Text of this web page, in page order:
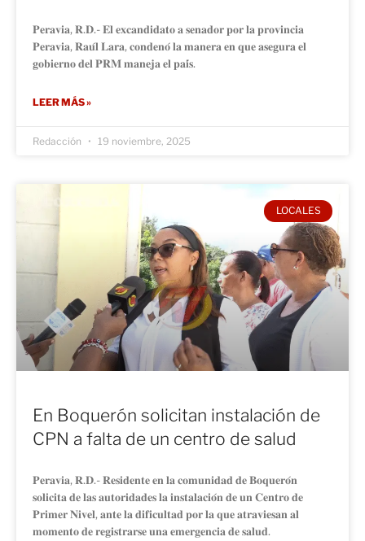
𝐏𝐞𝐫𝐚𝐯𝐢𝐚, 𝐑.𝐃.- 𝐄𝐥 𝐞𝐱𝐜𝐚𝐧𝐝𝐢𝐝𝐚𝐭𝐨 𝐚 𝐬𝐞𝐧𝐚𝐝𝐨𝐫 𝐩𝐨𝐫 𝐥𝐚 𝐩𝐫𝐨𝐯𝐢𝐧𝐜𝐢𝐚
𝐏𝐞𝐫𝐚𝐯𝐢𝐚, 𝐑𝐚𝐮́𝐥 𝐋𝐚𝐫𝐚, 𝐜𝐨𝐧𝐝𝐞𝐧𝐨́ 𝐥𝐚 𝐦𝐚𝐧𝐞𝐫𝐚 𝐞𝐧 𝐪𝐮𝐞 𝐚𝐬𝐞𝐠𝐮𝐫𝐚 𝐞𝐥
𝐠𝐨𝐛𝐢𝐞𝐫𝐧𝐨 𝐝𝐞𝐥 𝐏𝐑𝐌 𝐦𝐚𝐧𝐞𝐣𝐚 𝐞𝐥 𝐩𝐚𝐢́𝐬.
LEER MÁS »
Redacción 19 noviembre, 2025
LOCALES
En Boquerón solicitan instalación de
CPN a falta de un centro de salud
𝐏𝐞𝐫𝐚𝐯𝐢𝐚, 𝐑.𝐃.- 𝐑𝐞𝐬𝐢𝐝𝐞𝐧𝐭𝐞 𝐞𝐧 𝐥𝐚 𝐜𝐨𝐦𝐮𝐧𝐢𝐝𝐚𝐝 𝐝𝐞 𝐁𝐨𝐪𝐮𝐞𝐫𝐨́𝐧
𝐬𝐨𝐥𝐢𝐜𝐢𝐭𝐚 𝐝𝐞 𝐥𝐚𝐬 𝐚𝐮𝐭𝐨𝐫𝐢𝐝𝐚𝐝𝐞𝐬 𝐥𝐚 𝐢𝐧𝐬𝐭𝐚𝐥𝐚𝐜𝐢𝐨́𝐧 𝐝𝐞 𝐮𝐧 𝐂𝐞𝐧𝐭𝐫𝐨 𝐝𝐞
𝐏𝐫𝐢𝐦𝐞𝐫 𝐍𝐢𝐯𝐞𝐥, 𝐚𝐧𝐭𝐞 𝐥𝐚 𝐝𝐢𝐟𝐢𝐜𝐮𝐥𝐭𝐚𝐝 𝐩𝐨𝐫 𝐥𝐚 𝐪𝐮𝐞 𝐚𝐭𝐫𝐚𝐯𝐢𝐞𝐬𝐚𝐧 𝐚𝐥
𝐦𝐨𝐦𝐞𝐧𝐭𝐨 𝐝𝐞 𝐫𝐞𝐠𝐢𝐬𝐭𝐫𝐚𝐫𝐬𝐞 𝐮𝐧𝐚 𝐞𝐦𝐞𝐫𝐠𝐞𝐧𝐜𝐢𝐚 𝐝𝐞 𝐬𝐚𝐥𝐮𝐝.